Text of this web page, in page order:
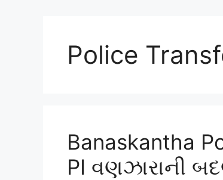
Police
Banaskantha
PI વણઝારાની